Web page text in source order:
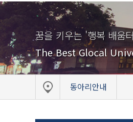
꿈을 키우는 '행복 배움
The Best Glocal
동아리안내